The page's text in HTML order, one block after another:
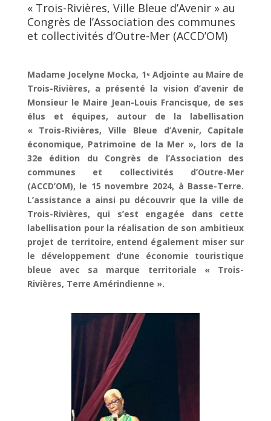
« Trois-Rivières, Ville Bleue d’Avenir » au
Congrès de l’Association des communes
et collectivités d’Outre-Mer (ACCD’OM)
Madame Jocelyne Mocka, 1 e Adjointe au Maire de
Trois-Rivières, a présenté la vision d’avenir de
Monsieur le Maire Jean-Louis Francisque, de ses
élus et équipes, autour de la labellisation
« Trois-Rivières, Ville Bleue d’Avenir, Capitale
économique, Patrimoine de la Mer », lors de la
32e édition du Congrès de l’Association des
communes et collectivités d’Outre-Mer
(ACCD’OM), le 15 novembre 2024, à Basse-Terre.
L’assistance a ainsi pu découvrir que la ville de
Trois-Rivières, qui s’est engagée dans cette
labellisation pour la réalisation de son ambitieux
projet de territoire, entend également miser sur
le développement d’une économie touristique
bleue avec sa marque territoriale « Trois-
Rivières, Terre Amérindienne ».